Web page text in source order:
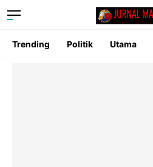
Trending Politik Utama